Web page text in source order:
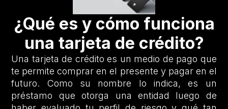
¿Qué es y cómo funciona
una tarjeta de crédito?
Una tarjeta de crédito es un medio de pago que
te permite comprar en el presente y pagar en el
futuro. Como su nombre lo indica, es un
préstamo que otorga una entidad luego de